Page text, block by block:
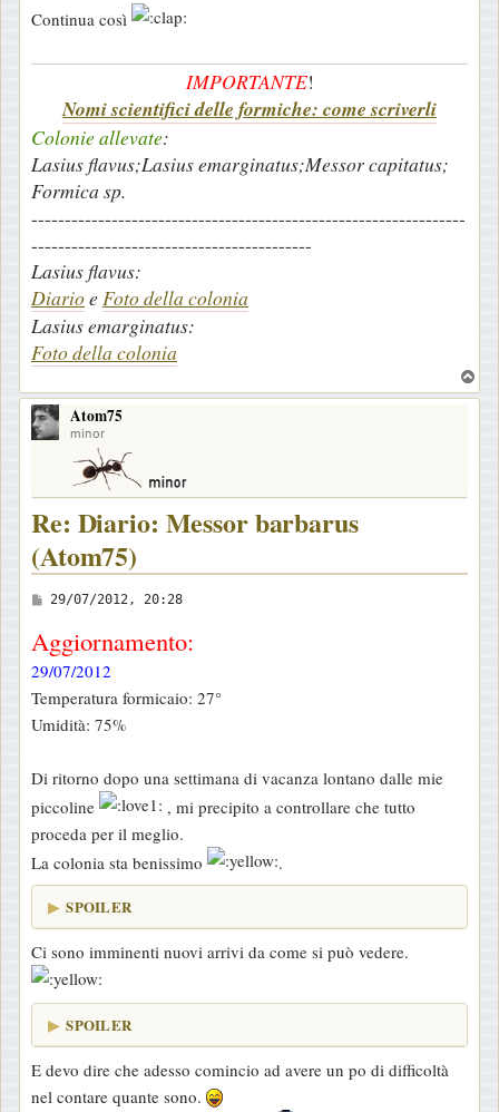
g
Continua così
IMPORTANTE!
Nomi scientifici delle formiche: come scriverli
Colonie allevate:
Lasius flavus;Lasius emarginatus;Messor capitatus;
Formica sp.
-----------------------------------------------------------------
------------------------------------------
Lasius flavus:
DiarioeFoto della colonia
Lasius emarginatus:
Foto della colonia
o
Atom75
minor
Re: Diario: Messor barbarus
(Atom75)
M
s
s
a
g
i
o
29/07/2012, 20:28
Aggiornamento:
29/07/2012
Temperatura formicaio: 27°
Umidità: 75%
Di ritorno dopo una settimana di vacanza lontano dalle mie
piccoline
, mi precipito a controllare che tutto
proceda per il meglio.
La colonia sta benissimo
.
SPOILER
Ci sono imminenti nuovi arrivi da come si può vedere.
SPOILER
E devo dire che adesso comincio ad avere un po di difficoltà
nel contare quante sono.